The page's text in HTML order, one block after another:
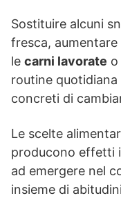
Sostituire alcuni
fresca,
le carni lavorate o
routine
concreti di
Le scelte
producono effetti
ad emergere nel
insieme di